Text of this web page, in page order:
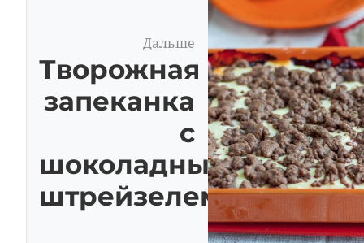
Дальше
Творожная
запеканка
с
шоколадным
штрейзелем